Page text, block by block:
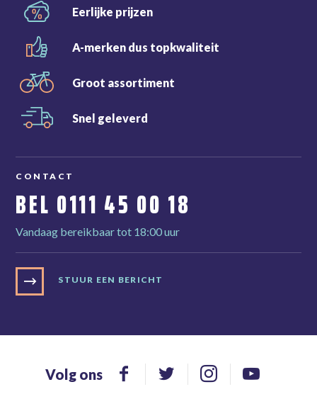
Eerlijke prijzen
A-merken dus topkwaliteit
Groot assortiment
Snel geleverd
CONTACT
BEL 0111 45 00 18
Vandaag bereikbaar tot 18:00 uur
STUUR EEN BERICHT
Volg ons